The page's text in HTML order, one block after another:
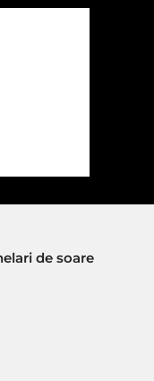
de soare